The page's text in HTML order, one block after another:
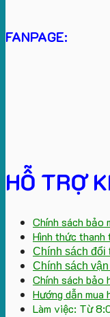
FANPAGE:
HỖ TRỢ
Chính sách bảo
Hình thức thanh
Chính sách đổi
Chính sách
Chính sách bảo
Hướng dẫn mua
Làm việc: Từ